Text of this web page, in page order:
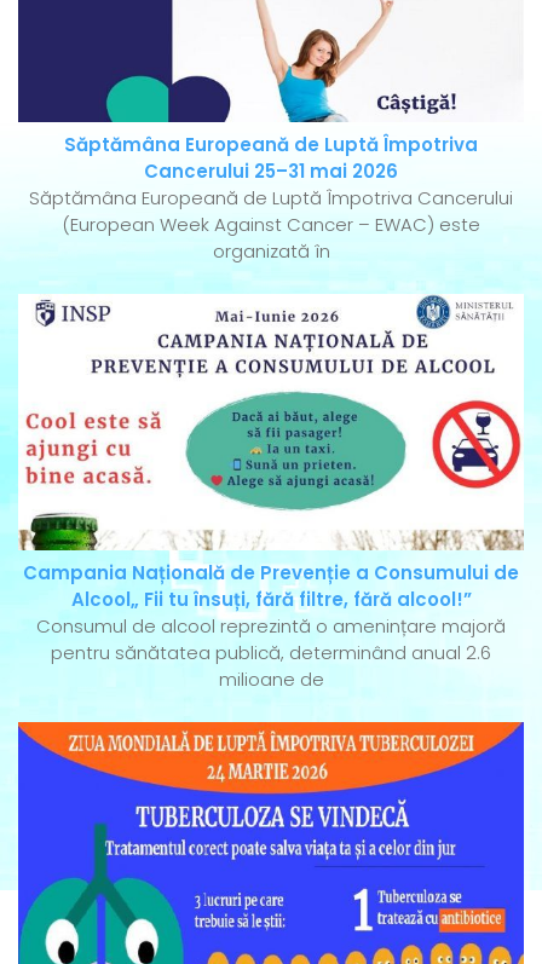
Săptămâna Europeană de Luptă Împotriva
Cancerului 25–31 mai 2026
Săptămâna Europeană de Luptă Împotriva Cancerului
(European Week Against Cancer – EWAC) este
organizată în
Campania Națională de Prevenție a Consumului de
Alcool„ Fii tu însuți, fără filtre, fără alcool!”
Consumul de alcool reprezintă o amenințare majoră
pentru sănătatea publică, determinând anual 2.6
milioane de